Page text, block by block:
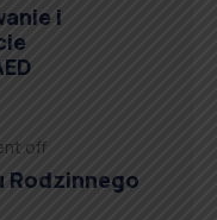
i
off
Rodzinnego